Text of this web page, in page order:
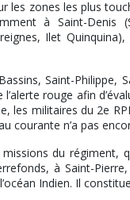
les zones les plus
à Saint-
Ilet
Saint-
rouge afin
les militaires du 2e
courante n’a pas
du
à Saint-
Indien. Il